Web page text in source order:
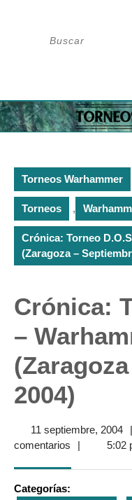
Torneos Warhammer
Torneos ,
Crónica: Torneo
(Zaragoza –
Crónica:
–
2004)
11 septiembre, 200411|
comentarios
| 5:02
Categorías: